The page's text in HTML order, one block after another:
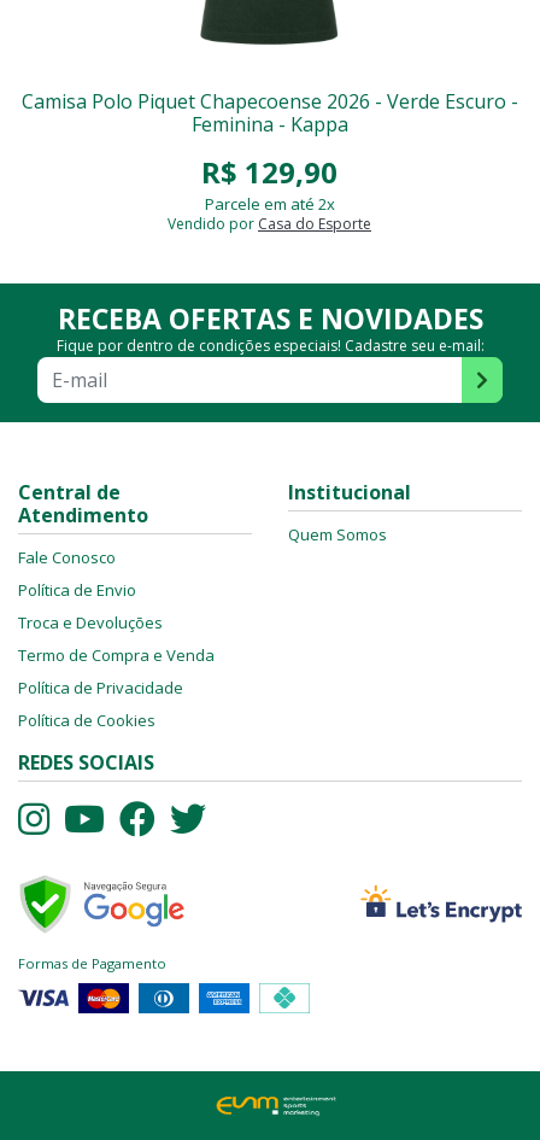
Camisa Polo Piquet Chapecoense 2026 - Verde Escuro -
Feminina - Kappa
R$ 129,90
Parcele em até 2x
Vendido por Casa do Esporte
RECEBA OFERTAS E NOVIDADES
Fique por dentro de condições especiais! Cadastre seu e-mail:
Central de
Atendimento
Fale Conosco
Política de Envio
Troca e Devoluções
Termo de Compra e Venda
Política de Privacidade
Política de Cookies
Institucional
Quem Somos
REDES SOCIAIS
Formas de Pagamento